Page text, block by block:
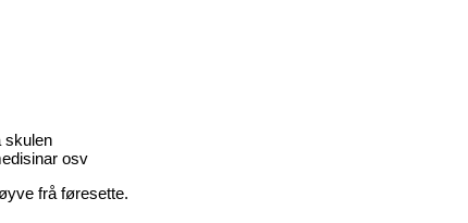
skulen
osv
frå føresette.